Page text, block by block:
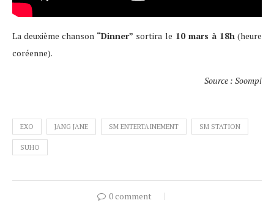
La deuxième chanson “Dinner” sortira le 10 mars à 18h(heure
coréenne).
Source : Soompi
EXO JANG JANE SM ENTERTAINEMENT SM STATION
SUHO
0 comment